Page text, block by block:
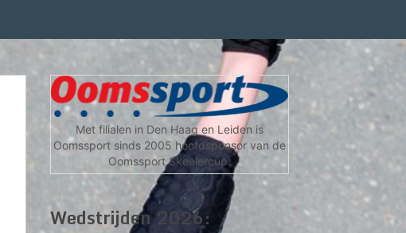
Met filialen in Den Haag en Leiden is
Oomssport sinds 2005 hoofdsponsor van de
Oomssport Skeelercup.
Wedstrijden 2026: